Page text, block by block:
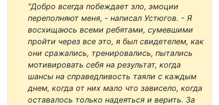
"Добро всегда побеждает зло, эмоции
переполняют меня, - написал Устюгов. - Я
восхищаюсь всеми ребятами, сумевшими
пройти через все это, я был свидетелем, как
они сражались, тренировались, пытались
мотивировать себя на результат, когда
шансы на справедливость таяли с каждым
днем, когда от них мало что зависело, когда
оставалось только надеяться и верить. За